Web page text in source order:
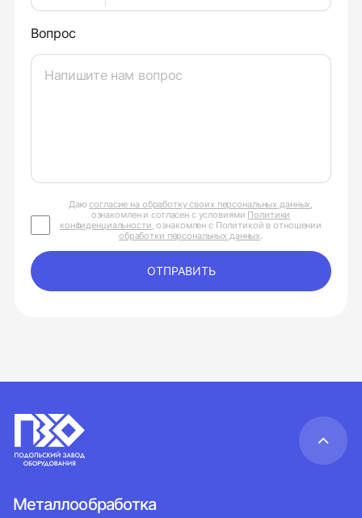
Вопрос
Даюсогласие на обработку своих персональных данных,
ознакомлен и согласен с условиями Политики
конфиденциальности, ознакомлен с Политикой в отношении
обработки персональных данных.
ОТПРАВИТЬ
Металлообработка